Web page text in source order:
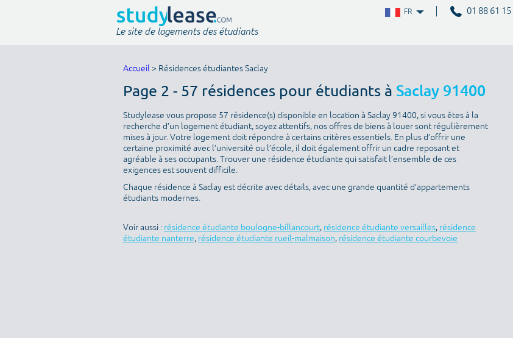
FR 01 88 61
Le site de logements des étudiants
Accueil > Résidences étudiantes Saclay
Page 2 - 57 résidences pour étudiants à Saclay 91400
Studylease vous propose 57 résidence(s) disponible en location à Saclay 91400, si vous êtes à la
recherche d’un logement étudiant, soyez attentifs, nos offres de biens à louer sont régulièrement
mises à jour. Votre logement doit répondre à certains critères essentiels. En plus d’offrir une
certaine proximité avec l’université ou l’école, il doit également offrir un cadre reposant et
agréable à ses occupants. Trouver une résidence étudiante qui satisfait l’ensemble de ces
exigences est souvent difficile.
Chaque résidence à Saclay est décrite avec détails, avec une grande quantité d’appartements
étudiants modernes.
Voir aussi : résidence étudiante boulogne-billancourt, résidence étudiante versailles, résidence
étudiante nanterre, résidence étudiante rueil-malmaison, résidence étudiante courbevoie